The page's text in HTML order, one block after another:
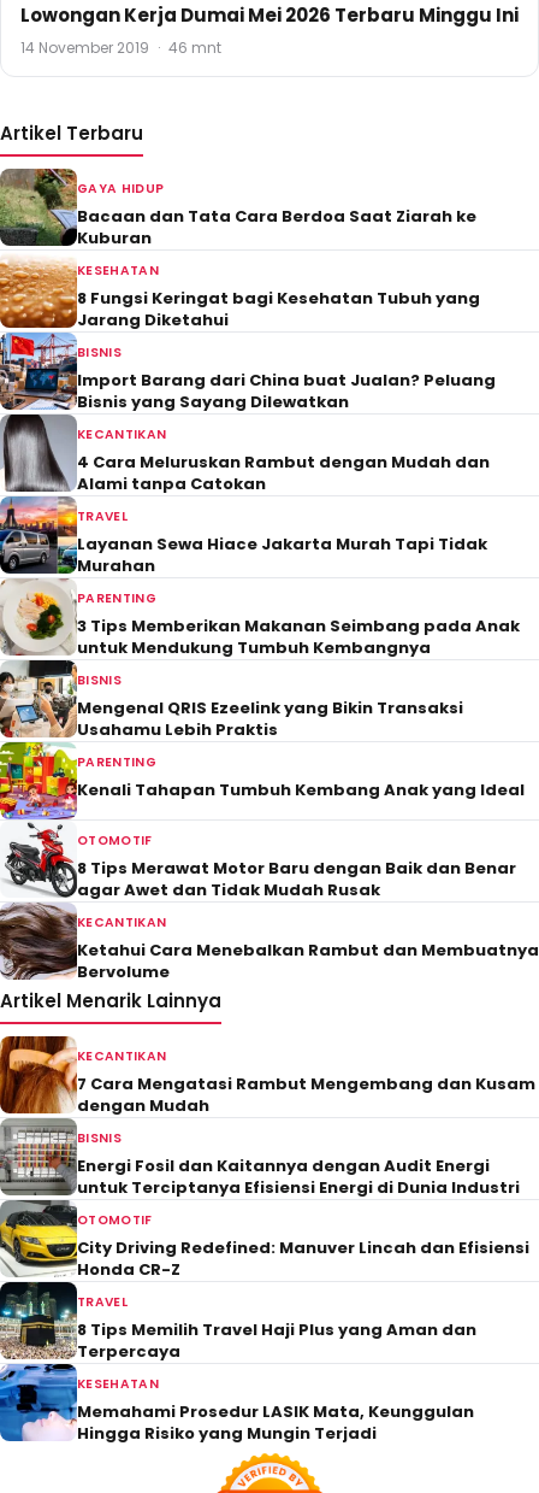
Lowongan Kerja Dumai Mei 2026 Terbaru Minggu Ini
14 November 2019 · 46 mnt
Artikel Terbaru
GAYA HIDUP
Bacaan dan Tata Cara Berdoa Saat Ziarah ke
Kuburan
KESEHATAN
8 Fungsi Keringat bagi Kesehatan Tubuh yang
Jarang Diketahui
BISNIS
Import Barang dari China buat Jualan? Peluang
Bisnis yang Sayang Dilewatkan
KECANTIKAN
4 Cara Meluruskan Rambut dengan Mudah dan
Alami tanpa Catokan
TRAVEL
Layanan Sewa Hiace Jakarta Murah Tapi Tidak
Murahan
PARENTING
3 Tips Memberikan Makanan Seimbang pada Anak
untuk Mendukung Tumbuh Kembangnya
BISNIS
Mengenal QRIS Ezeelink yang Bikin Transaksi
Usahamu Lebih Praktis
PARENTING
Kenali Tahapan Tumbuh Kembang Anak yang Ideal
OTOMOTIF
8 Tips Merawat Motor Baru dengan Baik dan Benar
agar Awet dan Tidak Mudah Rusak
KECANTIKAN
Ketahui Cara Menebalkan Rambut dan Membuatnya
Bervolume
Artikel Menarik Lainnya
KECANTIKAN
7 Cara Mengatasi Rambut Mengembang dan Kusam
dengan Mudah
BISNIS
Energi Fosil dan Kaitannya dengan Audit Energi
untuk Terciptanya Efisiensi Energi di Dunia Industri
OTOMOTIF
City Driving Redefined: Manuver Lincah dan Efisiensi
Honda CR-Z
TRAVEL
8 Tips Memilih Travel Haji Plus yang Aman dan
Terpercaya
KESEHATAN
Memahami Prosedur LASIK Mata, Keunggulan
Hingga Risiko yang Mungin Terjadi